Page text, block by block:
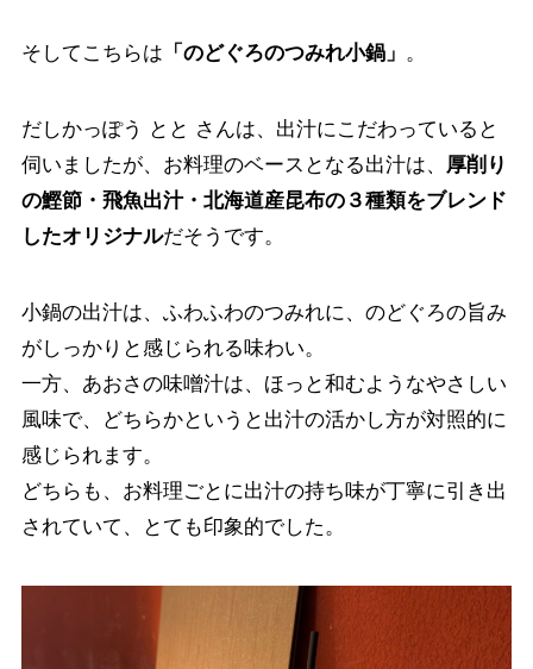
そしてこちらは 「のどぐろのつみれ小鍋」 。
だしかっぽう とと さんは、出汁にこだわっていると
伺いましたが、お料理のベースとなる出汁は、
厚削り
の鰹節・飛魚出汁・北海道産昆布の３種類をブレンド
したオリジナルだそうです。
小鍋の出汁は、ふわふわのつみれに、のどぐろの旨み
がしっかりと感じられる味わい。
一方、あおさの味噌汁は、ほっと和むようなやさしい
風味で、どちらかというと出汁の活かし方が対照的に
感じられます。
どちらも、お料理ごとに出汁の持ち味が丁寧に引き出
されていて、とても印象的でした。